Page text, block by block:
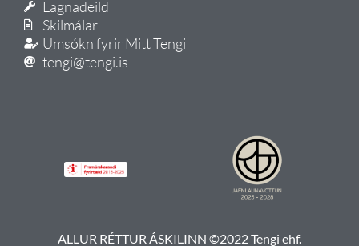
Lagnadeild
Skilmálar
Umsókn fyrir Mitt Tengi
tengi@tengi.is
ALLUR RÉTTUR ÁSKILINN ©2022 Tengi ehf.